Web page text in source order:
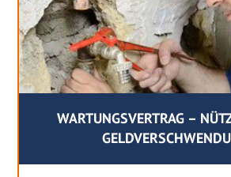
WARTUNGSVERTRAG –